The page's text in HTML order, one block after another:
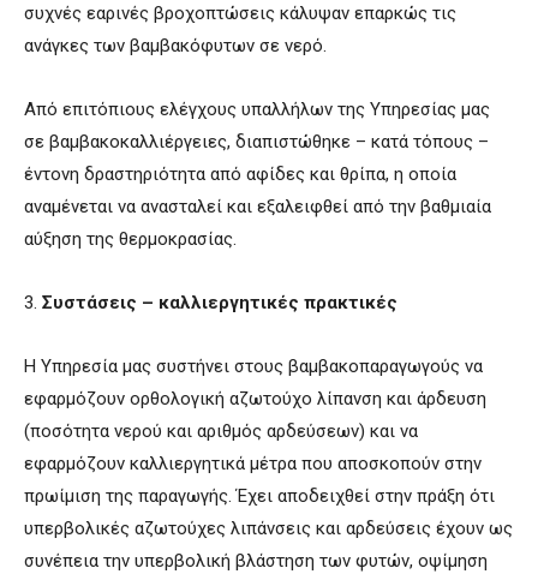
συχνές εαρινές βροχοπτώσεις κάλυψαν επαρκώς τις
ανάγκες των βαμβακόφυτων σε νερό.
Από επιτόπιους ελέγχους υπαλλήλων της Υπηρεσίας μας
σε βαμβακοκαλλιέργειες, διαπιστώθηκε – κατά τόπους –
έντονη δραστηριότητα από αφίδες και θρίπα, η οποία
αναμένεται να ανασταλεί και εξαλειφθεί από την βαθμιαία
αύξηση της θερμοκρασίας.
3. Συστάσεις – καλλιεργητικές πρακτικές
Η Υπηρεσία μας συστήνει στους βαμβακοπαραγωγούς να
εφαρμόζουν ορθολογική αζωτούχο λίπανση και άρδευση
(ποσότητα νερού και αριθμός αρδεύσεων) και να
εφαρμόζουν καλλιεργητικά μέτρα που αποσκοπούν στην
πρωίμιση της παραγωγής. Έχει αποδειχθεί στην πράξη ότι
υπερβολικές αζωτούχες λιπάνσεις και αρδεύσεις έχουν ως
συνέπεια την υπερβολική βλάστηση των φυτών, οψίμηση